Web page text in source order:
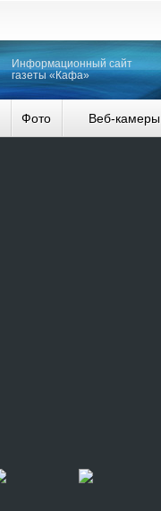
Информационный сайт
газеты «Кафа»
Фото Веб-камеры